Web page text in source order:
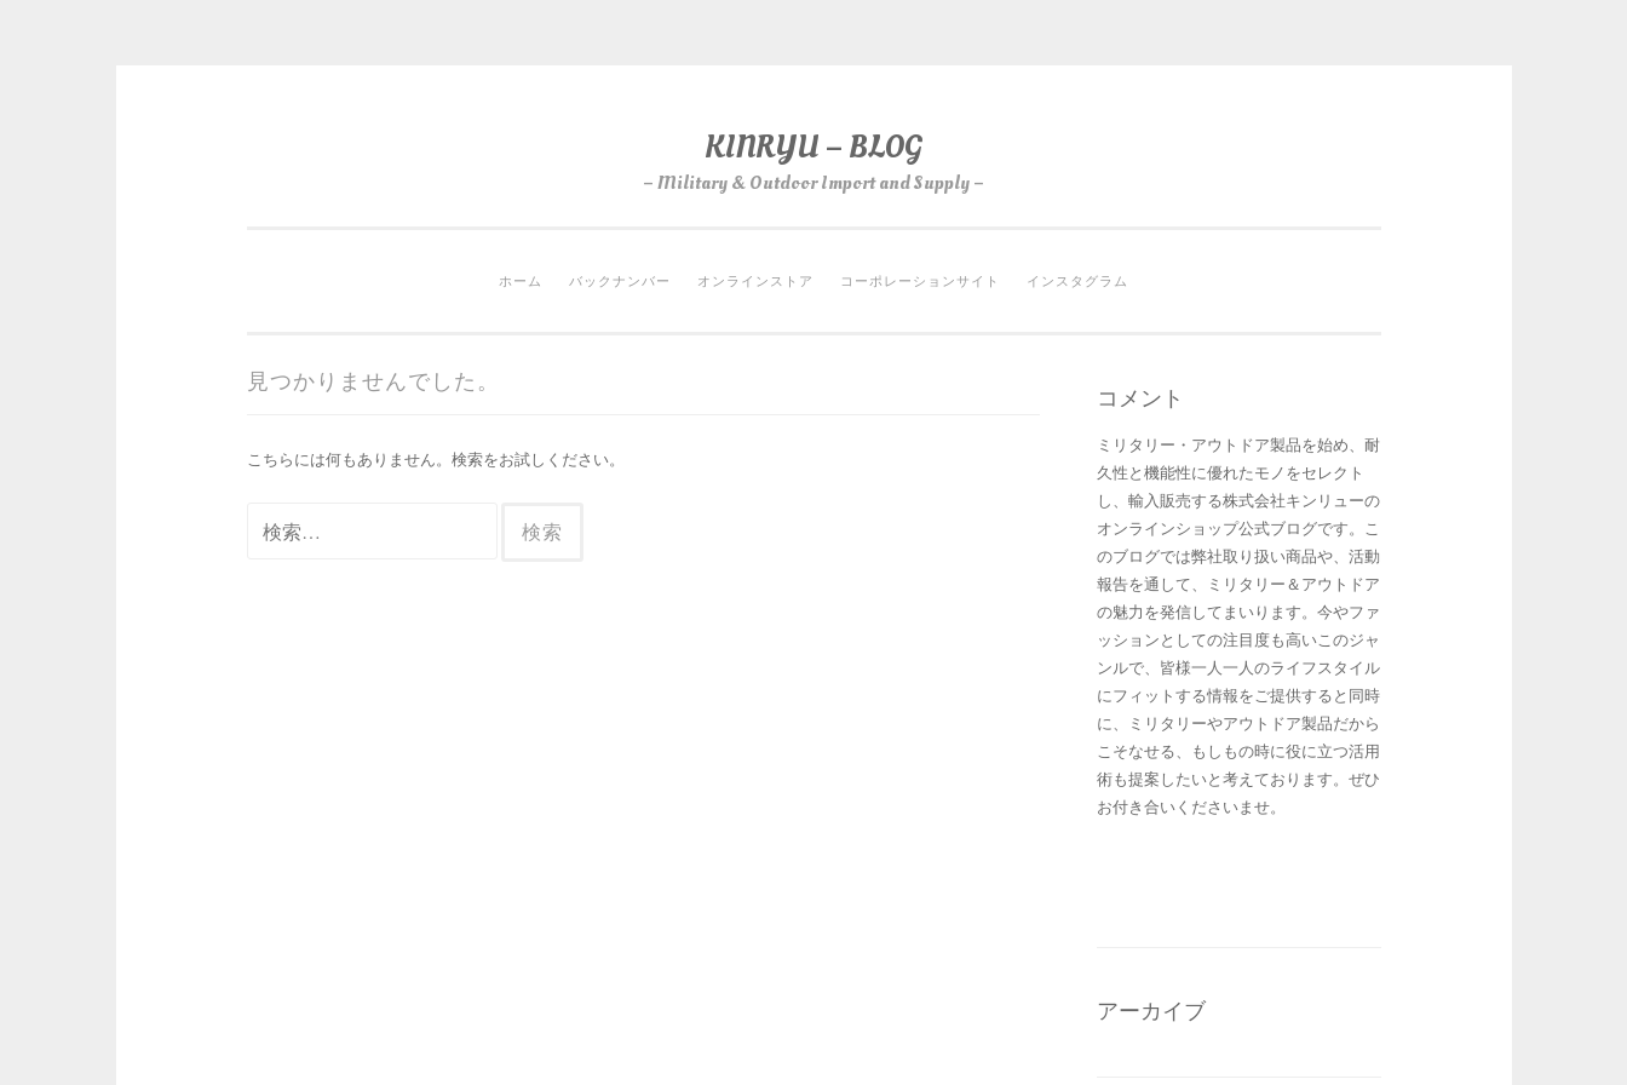
KINRYU – BLOG
– Military & Outdoor Import and Supply –
ホーム バックナンバー オンラインストア コーポレーションサイト インスタグラム
見つかりませんでした。
こちらには何もありません。検索をお試しください。
コメント
ミリタリー・アウトドア製品を始め、耐
久性と機能性に優れたモノをセレクト
し、輸入販売する株式会社キンリューの
オンラインショップ公式ブログです。こ
のブログでは弊社取り扱い商品や、活動
報告を通して、ミリタリー＆アウトドア
の魅力を発信してまいります。今やファ
ッションとしての注目度も高いこのジャ
ンルで、皆様一人一人のライフスタイル
にフィットする情報をご提供すると同時
に、ミリタリーやアウトドア製品だから
こそなせる、もしもの時に役に立つ活用
術も提案したいと考えております。ぜひ
お付き合いくださいませ。
アーカイブ